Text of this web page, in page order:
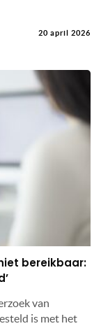
20 april 2026
bereikbaar:
van
is met het